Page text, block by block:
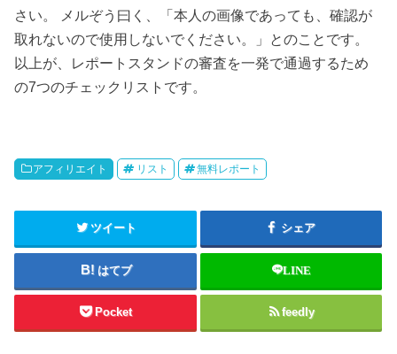
さい。 メルぞう曰く、「本人の画像であっても、確認が
取れないので使用しないでください。」とのことです。
以上が、レポートスタンドの審査を一発で通過するため
の7つのチェックリストです。
アフィリエイト リスト 無料レポート
ツイート シェア
はてブ LINE
Pocket feedly